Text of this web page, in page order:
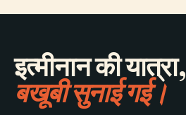
इत्मीनान की यात्रा,
बखूबी सुनाई गई।